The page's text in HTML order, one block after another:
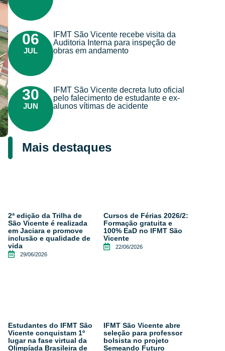
06
JUL
IFMT São Vicente recebe visita da
Auditoria Interna para inspeção de
obras em andamento
30
JUN
IFMT São Vicente decreta luto oficial
pelo falecimento de estudante e ex-
alunos vítimas de acidente
Mais destaques
2ª edição da Trilha de
São Vicente é realizada
em Jaciara e promove
inclusão e qualidade de
vida
29/06/2026
Cursos de Férias 2026/2:
Formação gratuita e
100% EaD no IFMT São
Vicente
22/06/2026
Estudantes do IFMT São
Vicente conquistam 1º
lugar na fase virtual da
Olimpíada Brasileira de
IFMT São Vicente abre
seleção para professor
bolsista no projeto
Semeando Futuro